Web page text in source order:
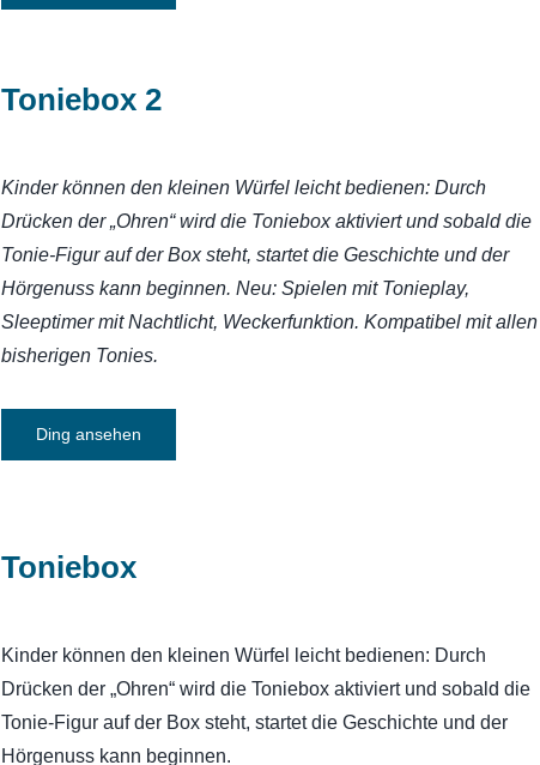
Toniebox 2
Kinder können den kleinen Würfel leicht bedienen: Durch
Drücken der „Ohren“ wird die Toniebox aktiviert und sobald die
Tonie-Figur auf der Box steht, startet die Geschichte und der
Hörgenuss kann beginnen. Neu: Spielen mit Tonieplay,
Sleeptimer mit Nachtlicht, Weckerfunktion. Kompatibel mit allen
bisherigen Tonies.
Ding ansehen
Toniebox
Kinder können den kleinen Würfel leicht bedienen: Durch
Drücken der „Ohren“ wird die Toniebox aktiviert und sobald die
Tonie-Figur auf der Box steht, startet die Geschichte und der
Hörgenuss kann beginnen.